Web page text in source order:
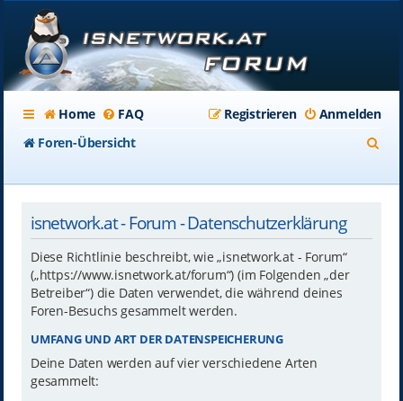
Home FAQ Anmelden
Registrieren
Foren-Übersicht
isnetwork.at - Forum - Datenschutzerklärung
Diese Richtlinie beschreibt, wie „isnetwork.at - Forum“
(„https://www.isnetwork.at/forum“) (im Folgenden „der
Betreiber“) die Daten verwendet, die während deines
Foren-Besuchs gesammelt werden.
UMFANG UND ART DER DATENSPEICHERUNG
Deine Daten werden auf vier verschiedene Arten
gesammelt: